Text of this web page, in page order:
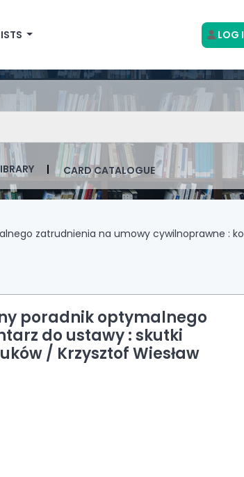
LOG
CARD CATALOGUE
zatrudnienia na umowy cywilnoprawne :
poradnik optymalnego
do ustawy : skutki
/ Krzysztof Wiesław